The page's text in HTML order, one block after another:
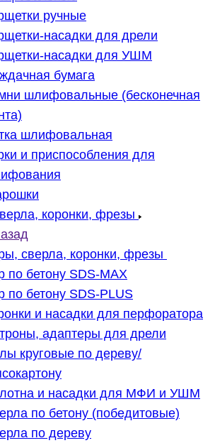
ручные
насадки для дрели
насадки для УШМ
бумага
шлифовальные (бесконечная
шлифовальная
и приспособления для
коронки, фрезы
сверла, коронки, фрезы
по бетону SDS-MAX
по бетону SDS-PLUS
и насадки для перфоратора
адаптеры для дрели
круговые по дереву/
и насадки для МФИ и УШМ
по бетону (победитовые)
по дереву